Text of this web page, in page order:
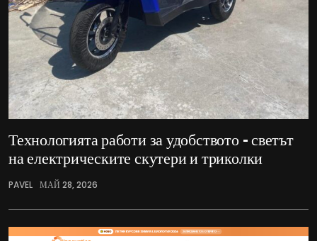
Технологията работи за удобството – светът
на електрическите скутери и триколки
PAVEL МАЙ 28, 2026